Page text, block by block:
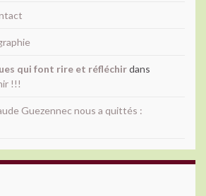
qui font rire et réfléchirdans
!!!
Guezennec nous a quittés :